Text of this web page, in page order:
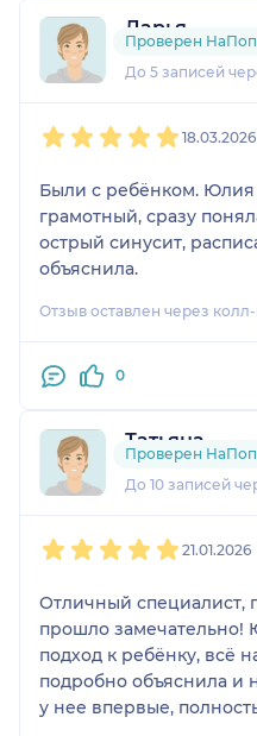
Дарья
1 отзыв
До 5 записей
Проверен
18.03.2026
Были с ребёнком. Юлия
грамотный, сразу
острый синусит,
объяснила.
Отзыв оставлен через
0
Татьяна
3 отзыва
До 10 записей
Проверен
21.01.2026
Отличный специалист,
прошло замечательно!
подход к ребёнку, всё
подробно объяснила и
у нее впервые,